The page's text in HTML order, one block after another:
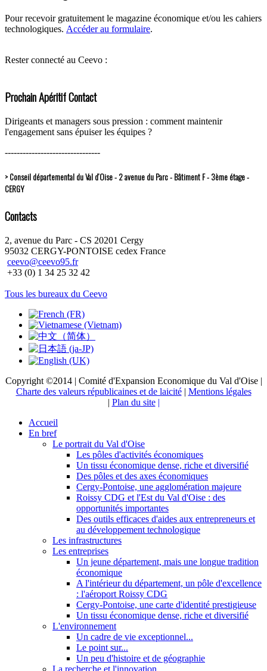
Pour recevoir gratuitement le magazine économique et/ou les cahiers
technologiques. Accéder au formulaire.
Rester connecté au Ceevo :
Prochain Apéritif Contact
Dirigeants et managers sous pression : comment maintenir
l'engagement sans épuiser les équipes ?
--------------------------------
> Conseil départemental du Val d’Oise - 2 avenue du Parc - Bâtiment F - 3ème étage -
CERGY
Contacts
2, avenue du Parc - CS 20201 Cergy
95032 CERGY-PONTOISE cedex France
ceevo@ceevo95.fr
+33 (0) 1 34 25 32 42
Tous les bureaux du Ceevo
Copyright ©2014 | Comité d'Expansion Economique du Val d'Oise |
Charte des valeurs républicaines et de laicité| Mentions légales
| Plan du site |
Accueil
En bref
Le portrait du Val d'Oise
Les pôles d'activités économiques
Un tissu économique dense, riche et diversifié
Des pôles et des axes économiques
Cergy-Pontoise, une agglomération majeure
Roissy CDG et l'Est du Val d'Oise : des
opportunités importantes
Des outils efficaces d'aides aux entrepreneurs et
au développement technologique
Les infrastructures
Les entreprises
Un jeune département, mais une longue tradition
économique
A l'intérieur du département, un pôle d'excellence
: l'aéroport Roissy CDG
Cergy-Pontoise, une carte d'identité prestigieuse
Un tissu économique dense, riche et diversifié
L'environnement
Un cadre de vie exceptionnel...
Le point sur...
Un peu d'histoire et de géographie
La recherche et l'innovation